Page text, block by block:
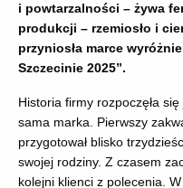
i powtarzalności – żywa
produkcji – rzemiosło i
przyniosła marce
Szczecinie 2025”.
Historia firmy rozpoczęła
sama marka. Pierwszy
przygotował blisko
swojej rodziny. Z czasem
kolejni klienci z polecenia.